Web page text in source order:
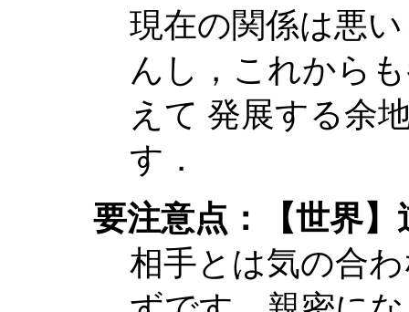
現在の関係は悪
んし，これから
えて 発展する余
す．
要注意点：【世界】
相手とは気の合